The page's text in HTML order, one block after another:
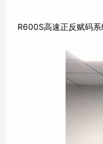
R600S高速正反赋码